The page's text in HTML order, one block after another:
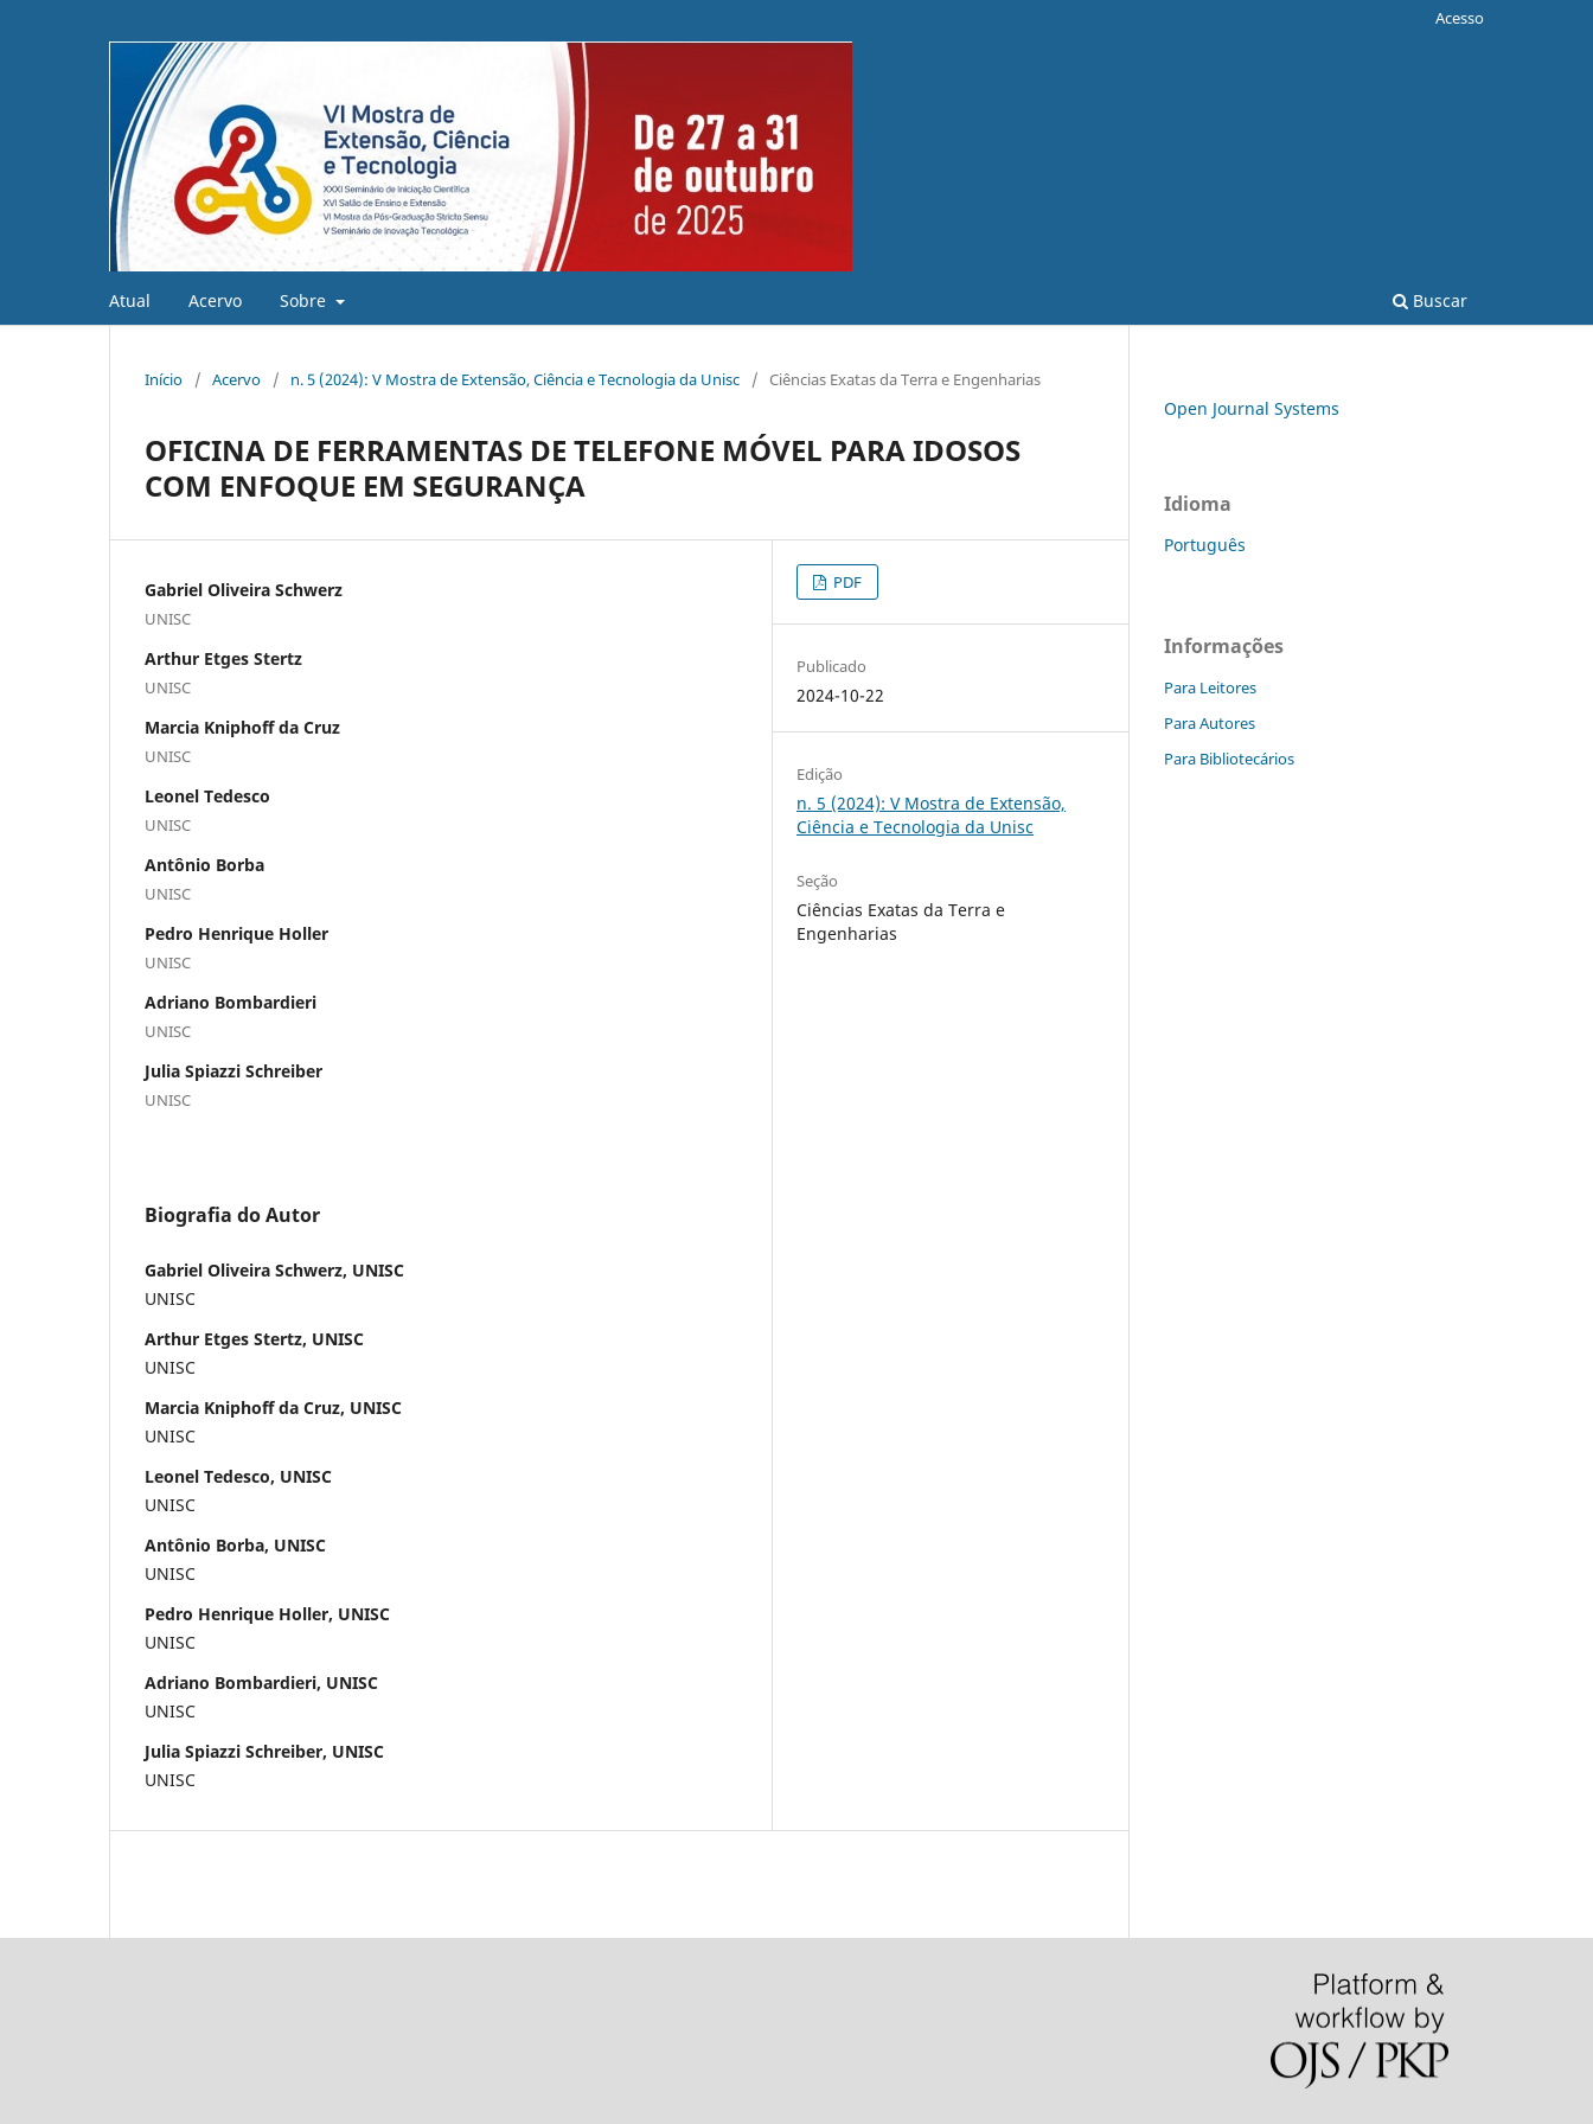
Atual Acervo Sobre Buscar
Acesso
Início / Acervo / n. 5 (2024): V Mostra de Extensão, Ciência e Tecnologia da Unisc / Ciências Exatas da Terra e Engenharias
OFICINA DE FERRAMENTAS DE TELEFONE MÓVEL PARA IDOSOS
COM ENFOQUE EM SEGURANÇA
Gabriel Oliveira Schwerz
UNISC
Arthur Etges Stertz
UNISC
Marcia Kniphoff da Cruz
UNISC
Leonel Tedesco
UNISC
Antônio Borba
UNISC
Pedro Henrique Holler
UNISC
Adriano Bombardieri
UNISC
Julia Spiazzi Schreiber
UNISC
Biografia do Autor
Gabriel Oliveira Schwerz, UNISC
UNISC
Arthur Etges Stertz, UNISC
UNISC
Marcia Kniphoff da Cruz, UNISC
UNISC
Leonel Tedesco, UNISC
UNISC
Antônio Borba, UNISC
UNISC
Pedro Henrique Holler, UNISC
UNISC
Adriano Bombardieri, UNISC
UNISC
Julia Spiazzi Schreiber, UNISC
UNISC
PDF
Publicado
2024-10-22
Edição
n. 5 (2024): V Mostra de Extensão,
Ciência e Tecnologia da Unisc
Seção
Ciências Exatas da Terra e
Engenharias
Open Journal Systems
Idioma
Português
Informações
Para Leitores
Para Autores
Para Bibliotecários